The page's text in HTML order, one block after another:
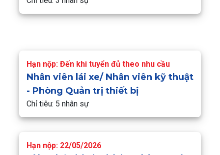
Hạn nộp: Đến khi tuyển đủ theo nhu cầu
Nhân viên lái xe/ Nhân viên kỹ thuật
- Phòng Quản trị thiết bị
Chỉ tiêu: 5 nhân sự
Hạn nộp: 22/05/2026